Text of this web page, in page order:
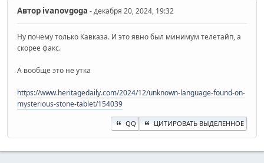
Автор ivanovgoga - декабря 20, 2024, 19:32
Ну почему только Кавказа. И это явно был минимум телетайп, а
скорее факс.
А вообще это не утка
https://www.heritagedaily.com/2024/12/unknown-language-found-on-
mysterious-stone-tablet/154039
QQ ЦИТИРОВАТЬ ВЫДЕЛЕННОЕ